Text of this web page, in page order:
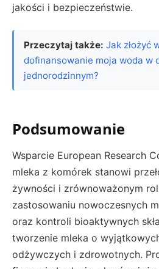
jakości i bezpieczeństwie.
Przeczytaj także: Jak złożyć
dofinansowanie moja woda w
jednorodzinnym?
Podsumowanie
Wsparcie European Research
mleka z komórek stanowi
żywności i zrównoważonym
zastosowaniu nowoczesnych
oraz kontroli bioaktywnych
tworzenie mleka o
odżywczych i zdrowotnych.